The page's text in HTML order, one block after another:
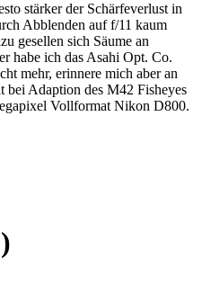
stärker der Schärfeverlust in
Abblenden auf f/11 kaum
gesellen sich Säume an
habe ich das Asahi Opt. Co.
mehr, erinnere mich aber an
bei Adaption des M42 Fisheyes
Vollformat Nikon D800.